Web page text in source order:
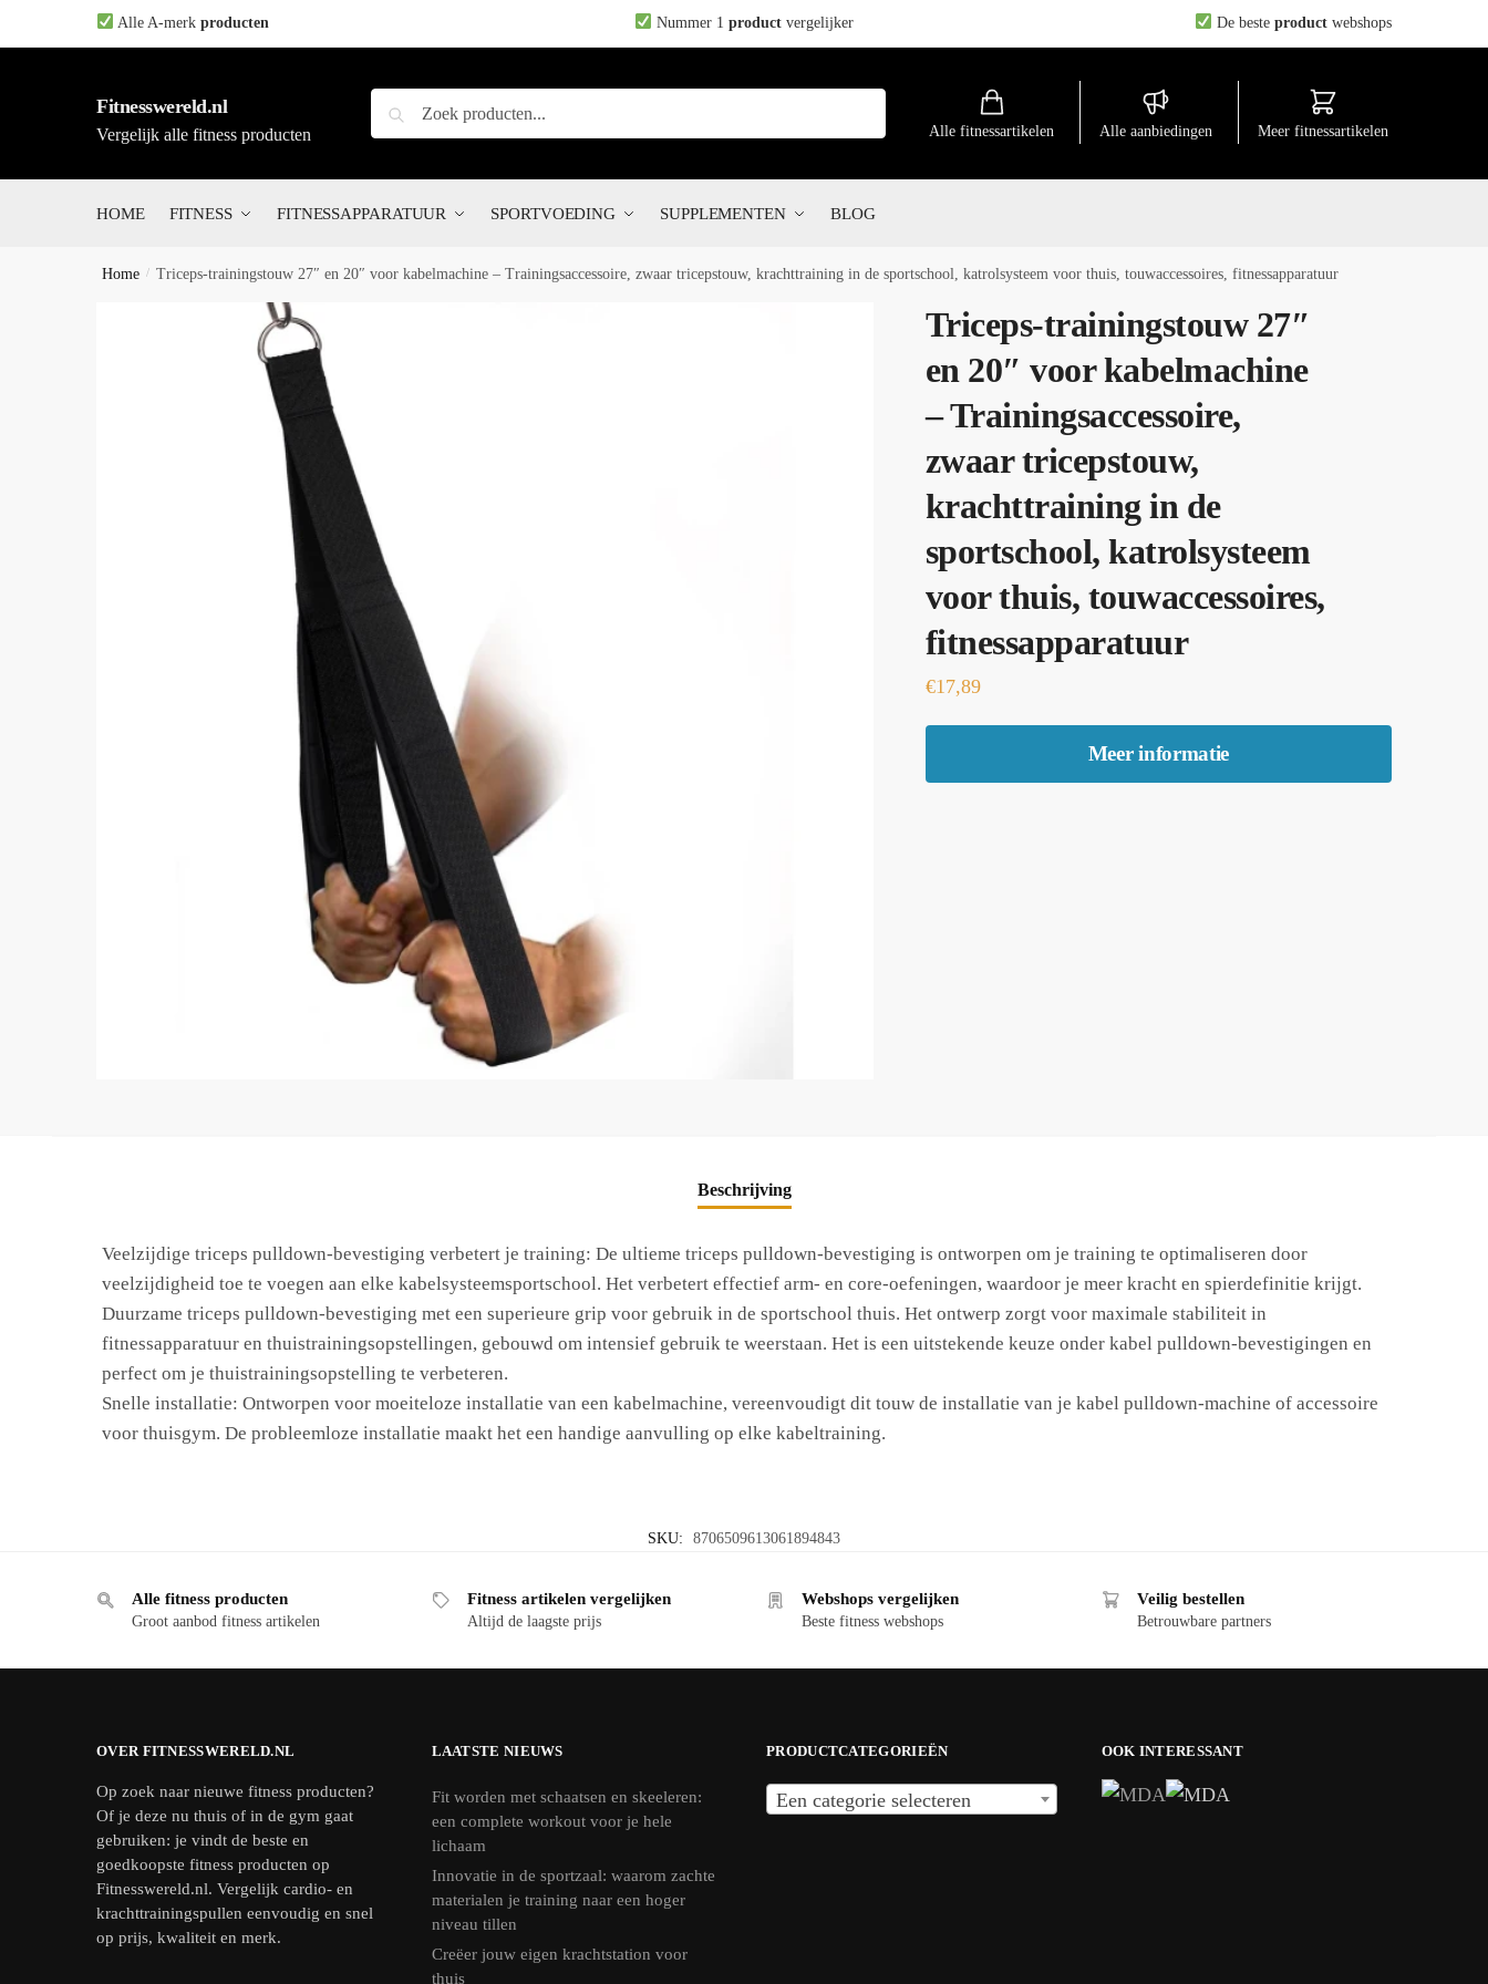
to
to
Alle A-merk producten Nummer 1 productvergelijker De beste product webshops
Fitnesswereld.nl
Vergelijk alle fitness producten
Zoeken
naar:
Zoeken
Alle fitnessartikelen Alle aanbiedingen Meer fitnessartikelen
HOME FITNESS FITNESSAPPARATUUR SPORTVOEDING SUPPLEMENTEN BLOG
Home / Triceps-trainingstouw 27″ en 20″ voor kabelmachine – Trainingsaccessoire, zwaar tricepstouw, krachttraining in de sportschool, katrolsysteem voor thuis, touwaccessoires, fitnessapparatuur
Triceps-trainingstouw 27″
en 20″ voor kabelmachine
– Trainingsaccessoire,
zwaar tricepstouw,
krachttraining in de
sportschool, katrolsysteem
voor thuis, touwaccessoires,
fitnessapparatuur
€17,89
Meer informatie
Beschrijving
Veelzijdige triceps pulldown-bevestiging verbetert je training: De ultieme triceps pulldown-bevestiging is ontworpen om je training te optimaliseren door
veelzijdigheid toe te voegen aan elke kabelsysteemsportschool. Het verbetert effectief arm- en core-oefeningen, waardoor je meer kracht en spierdefinitie krijgt.
Duurzame triceps pulldown-bevestiging met een superieure grip voor gebruik in de sportschool thuis. Het ontwerp zorgt voor maximale stabiliteit in
fitnessapparatuur en thuistrainingsopstellingen, gebouwd om intensief gebruik te weerstaan. Het is een uitstekende keuze onder kabel pulldown-bevestigingen en
perfect om je thuistrainingsopstelling te verbeteren.
Snelle installatie: Ontworpen voor moeiteloze installatie van een kabelmachine, vereenvoudigt dit touw de installatie van je kabel pulldown-machine of accessoire
voor thuisgym. De probleemloze installatie maakt het een handige aanvulling op elke kabeltraining.
SKU: 8706509613061894843
Alle fitness producten
Groot aanbod fitness artikelen
Fitness artikelen vergelijken
Altijd de laagste prijs
Webshops vergelijken
Beste fitness webshops
Veilig bestellen
Betrouwbare partners
OVER FITNESSWERELD.NL
Op zoek naar nieuwe fitness producten?
Of je deze nu thuis of in de gym gaat
gebruiken: je vindt de beste en
goedkoopste fitness producten op
Fitnesswereld.nl. Vergelijk cardio- en
krachttrainingspullen eenvoudig en snel
op prijs, kwaliteit en merk.
LAATSTE NIEUWS
Fit worden met schaatsen en skeeleren:
een complete workout voor je hele
lichaam
Innovatie in de sportzaal: waarom zachte
materialen je training naar een hoger
niveau tillen
Creëer jouw eigen krachtstation voor
thuis
PRODUCTCATEGORIEËN
Een categorie selecteren
OOK INTERESSANT